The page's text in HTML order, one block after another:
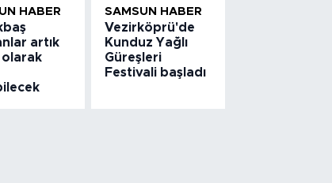
HABER
artık
SAMSUN HABER
Vezirköprü'de
Kunduz Yağlı
Güreşleri
Festivali başladı